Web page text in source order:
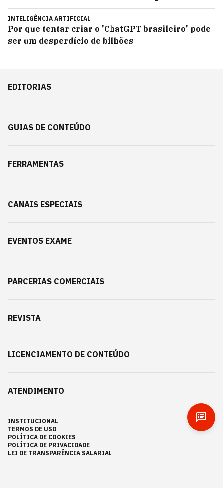
INTELIGÊNCIA ARTIFICIAL
Por que tentar criar o 'ChatGPT brasileiro' pode
ser um desperdício de bilhões
EDITORIAS
GUIAS DE CONTEÚDO
FERRAMENTAS
CANAIS ESPECIAIS
EVENTOS EXAME
PARCERIAS COMERCIAIS
REVISTA
LICENCIAMENTO DE CONTEÚDO
ATENDIMENTO
INSTITUCIONAL
TERMOS DE USO
POLÍTICA DE COOKIES
POLÍTICA DE PRIVACIDADE
LEI DE TRANSPARÊNCIA SALARIAL